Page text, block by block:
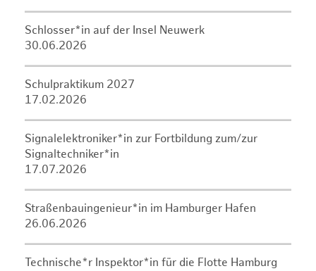
Schlosser*in auf der Insel Neuwerk
30.06.2026
Schulpraktikum 2027
17.02.2026
Signalelektroniker*in zur Fortbildung zum/zur
Signaltechniker*in
17.07.2026
Straßenbauingenieur*in im Hamburger Hafen
26.06.2026
Technische*r Inspektor*in für die Flotte Hamburg